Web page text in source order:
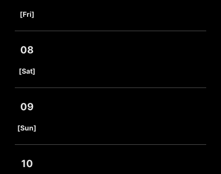
[Fri]
08
[Sat]
09
[Sun]
10